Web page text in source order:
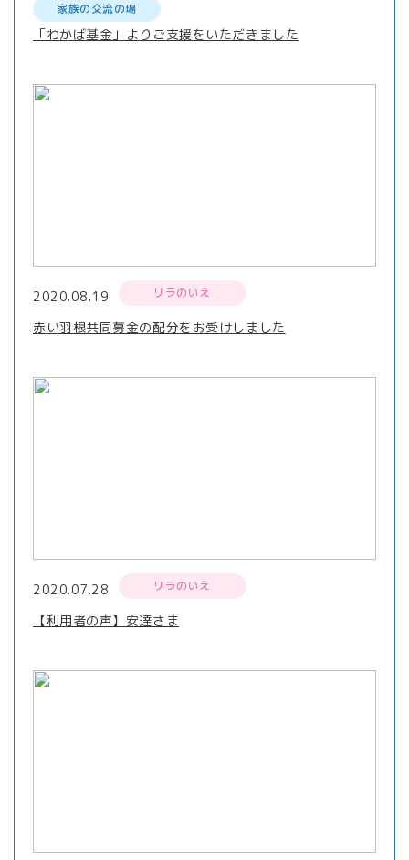
家族の交流の場
「わかば基金」よりご支援をいただきました
2020.08.19 リラのいえ
赤い羽根共同募金の配分をお受けしました
2020.07.28 リラのいえ
【利用者の声】安達さま